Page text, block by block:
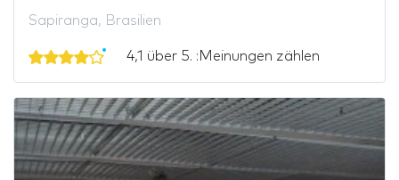
Sapiranga, Brasilien
4,1 über 5. :Meinungen zählen